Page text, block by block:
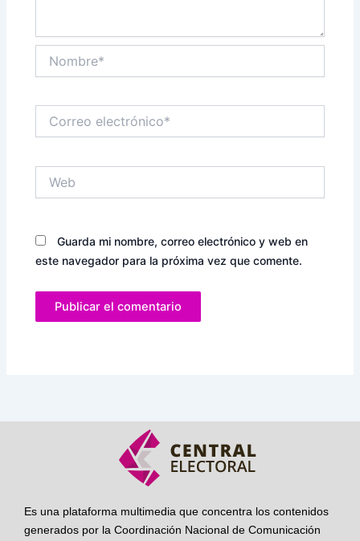
electrónico*
Guarda mi nombre, correo electrónico y web en
este navegador para la próxima vez que comente.
Es una plataforma multimedia que concentra los contenidos
generados por la Coordinación Nacional de Comunicación